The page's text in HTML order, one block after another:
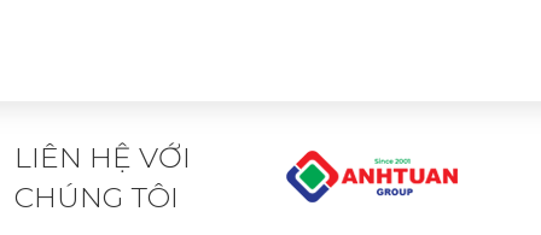
LIÊN HỆ VỚI
CHÚNG TÔI